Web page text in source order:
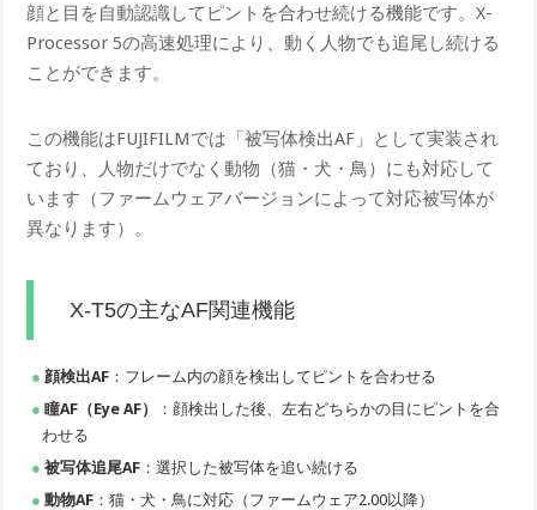
顔と目を自動認識してピントを合わせ続ける機能です。X-
Processor 5の高速処理により、動く人物でも追尾し続ける
ことができます。
この機能はFUJIFILMでは「被写体検出AF」として実装され
ており、人物だけでなく動物（猫・犬・鳥）にも対応して
います（ファームウェアバージョンによって対応被写体が
異なります）。
X-T5の主なAF関連機能
顔検出AF ：フレーム内の顔を検出してピントを合わせる
瞳AF（Eye AF）
：顔検出した後、左右どちらかの目にピントを合
わせる
被写体追尾AF ：選択した被写体を追い続ける
動物AF ：猫・犬・鳥に対応（ファームウェア2.00以降）